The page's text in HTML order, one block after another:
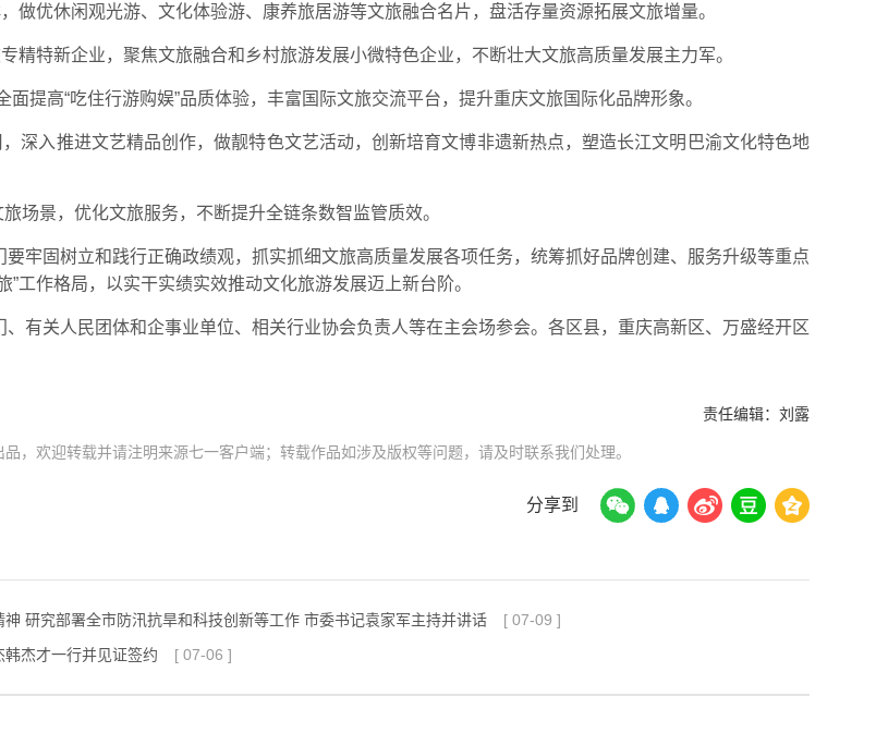
做优休闲观光游、文化体验游、康养旅居游等文旅融合名片，盘活存量资源拓展文旅增量。
精特新企业，聚焦文旅融合和乡村旅游发展小微特色企业，不断壮大文旅高质量发展主力军。
面提高“吃住行游购娱”品质体验，丰富国际文旅交流平台，提升重庆文旅国际化品牌形象。
深入推进文艺精品创作，做靓特色文艺活动，创新培育文博非遗新热点，塑造长江文明巴渝文化特色地
旅场景，优化文旅服务，不断提升全链条数智监管质效。
牢固树立和践行正确政绩观，抓实抓细文旅高质量发展各项任务，统筹抓好品牌创建、服务升级等重点
工作格局，以实干实绩实效推动文化旅游发展迈上新台阶。
有关人民团体和企事业单位、相关行业协会负责人等在主会场参会。各区县，重庆高新区、万盛经开区
责任编辑： 刘露
，欢迎转载并请注明来源七一客户端；转载作品如涉及版权等问题，请及时联系我们处理。
分享到
研究部署全市防汛抗旱和科技创新等工作 市委书记袁家军主持并讲话 [ 07-09 ]
杰才一行并见证签约 [ 07-06 ]